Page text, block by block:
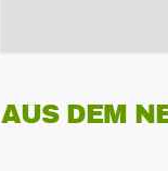
AUS DEM